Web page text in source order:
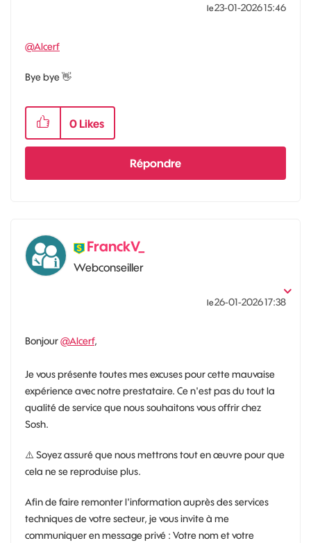
le‎23-01-202615:46
@Alcerf
Bye bye👋
0 Likes
Répondre
FranckV_
Webconseiller
le‎26-01-202617:38
Bonjour@Alcerf,
Je vous présente toutes mes excuses pour cette mauvaise
expérience avec notre prestataire. Ce n'est pas du tout la
qualité de service que nous souhaitons vous offrir chez
Sosh.
⚠️ Soyez assuré que nous mettrons tout en œuvre pour que
cela ne se reproduise plus.
Afin de faire remonter l'information auprès des services
techniques de votre secteur, je vous invite à me
communiquer en message privé : Votre nom et votre